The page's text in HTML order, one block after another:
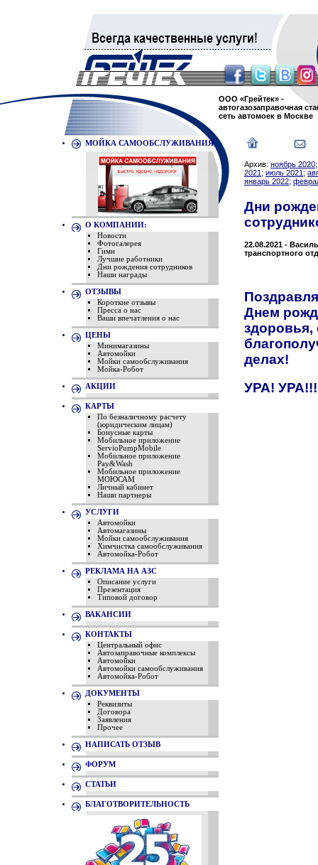
ООО «Грейтек» -
автогазозаправочная
сеть автомоек в Москве
МОЙКА САМООБСЛУЖИВАНИЯ
О КОМПАНИИ:
Новости
Фотогалерея
Гимн
Лучшие работники
Дни рождения сотрудников
Наши награды
ОТЗЫВЫ
Короткие отзывы
Пресса о нас
Ваши впечатления о нас
ЦЕНЫ
Минимагазины
Автомойки
Мойки самообслуживания
Мойка-Робот
АКЦИИ
КАРТЫ
По безналичному расчету
(юридическим лицам)
Бонусные карты
Мобильное приложение
ServioPumpMobile
Мобильное приложение
Pay&Wash
Мобильное приложение
МОЮСАМ
Личный кабинет
Наши партнеры
УСЛУГИ
Автомойки
Автомагазины
Мойки самообслуживания
Химчистка самообслуживания
Автомойка-Робот
РЕКЛАМА НА АЗС
Описание услуги
Презентация
Типовой договор
ВАКАНСИИ
КОНТАКТЫ
Центральный офис
Автозаправочные комплексы
Автомойки
Автомойки самообслуживания
Автомойка-Робот
ДОКУМЕНТЫ
Реквизиты
Договора
Заявления
Прочее
НАПИСАТЬ ОТЗЫВ
ФОРУМ
СТАТЬИ
БЛАГОТВОРИТЕЛЬНОСТЬ
Архив: ноябрь 2020
2021 ; июль 2021 ;
январь 2022;
Дни
22.08.2021 -
транспортного
Днем
здоровья,
делах!
УРА!